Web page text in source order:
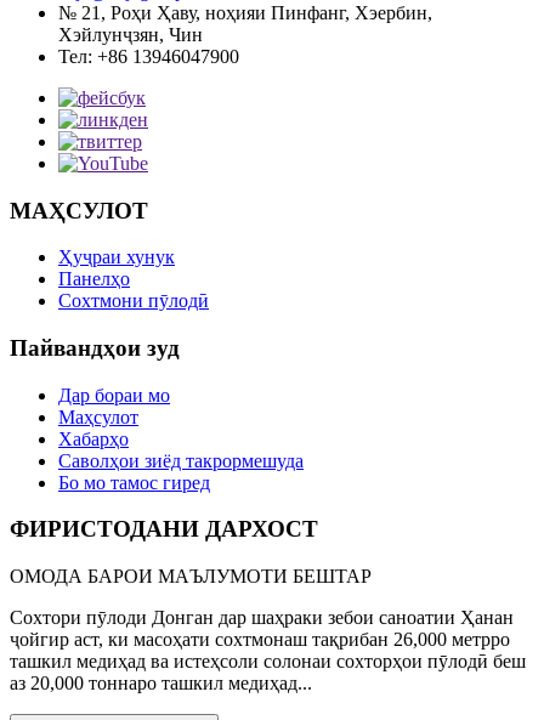
№ 21, Роҳи Ҳаву, ноҳияи Пинфанг, Хэербин,
Хэйлунҷзян, Чин
Тел: +86 13946047900
МАҲСУЛОТ
Ҳуҷраи хунук
Панелҳо
Сохтмони пӯлодӣ
Пайвандҳои зуд
Дар бораи мо
Маҳсулот
Хабарҳо
Саволҳои зиёд такрормешуда
Бо мо тамос гиред
ФИРИСТОДАНИ ДАРХОСТ
ОМОДА БАРОИ МАЪЛУМОТИ БЕШТАР
Сохтори пӯлоди Донган дар шаҳраки зебои саноатии Ҳанан
ҷойгир аст, ки масоҳати сохтмонаш тақрибан 26,000 метрро
ташкил медиҳад ва истеҳсоли солонаи сохторҳои пӯлодӣ беш
аз 20,000 тоннаро ташкил медиҳад...